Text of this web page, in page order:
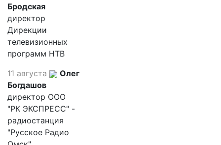
Бродская
директор
Дирекции
телевизионных
программ НТВ
11 августа
Олег
Богдашов
директор ООО
"РК ЭКСПРЕСС" -
радиостанция
"Русское Радио